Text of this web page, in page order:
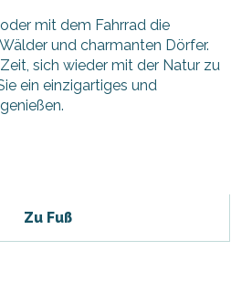
mit dem Fahrrad die
und charmanten Dörfer.
sich wieder mit der Natur zu
ein einzigartiges und
Zu Fuß